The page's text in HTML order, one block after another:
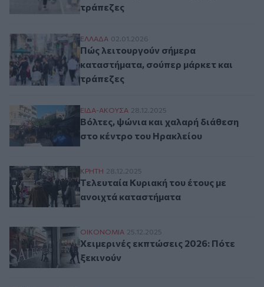
τράπεζες
Πώς λειτουργούν σήμερα καταστήματα,
ΕΛΛAΔΑ 02.01.2026
Πώς λειτουργούν σήμερα
καταστήματα, σούπερ μάρκετ και
τράπεζες
Βόλτες, ψώνια και χαλαρή διάθεση στο
ΕΙΔΑ-ΑΚΟΥΣΑ 28.12.2025
Βόλτες, ψώνια και χαλαρή διάθεση
στο κέντρο του Ηρακλείου
Τελευταία Κυριακή του έτους με ανοιχτά
ΚΡΗΤΗ 28.12.2025
Τελευταία Κυριακή του έτους με
ανοιχτά καταστήματα
Χειμερινές εκπτώσεις 2026: Πότε
ΟΙΚΟΝΟΜΙΑ 25.12.2025
Χειμερινές εκπτώσεις 2026: Πότε
ξεκινούν